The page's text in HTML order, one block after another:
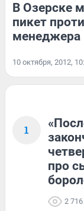
В Озерске
пикет
менеджера
10 октября, 2012,
1
про
2 716